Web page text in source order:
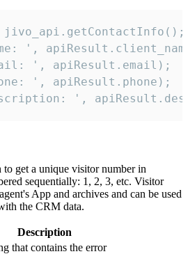
',
', apiResult.email);
', apiResult.phone);
',
get a unique visitor number in
sequentially: 1, 2, 3, etc. Visitor
App and archives and can be used
the CRM data.
Description
that contains the error